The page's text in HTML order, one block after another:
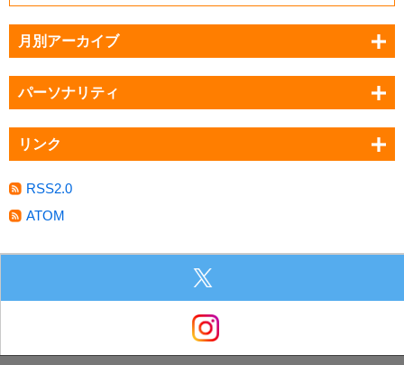
月別アーカイブ
パーソナリティ
リンク
RSS2.0
ATOM